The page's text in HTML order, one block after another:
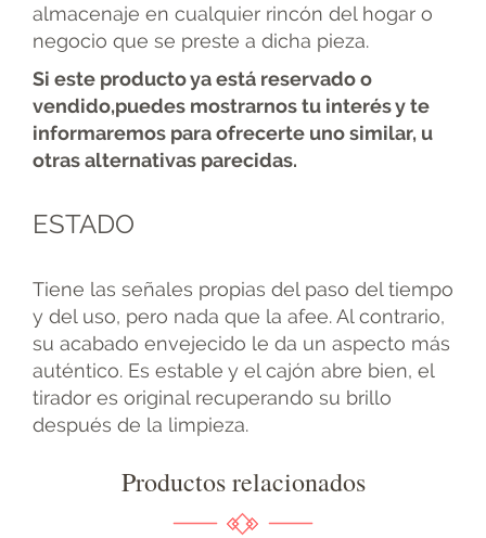
almacenaje en cualquier rincón del hogar o
negocio que se preste a dicha pieza.
Si este producto ya está reservado o
vendido,puedes mostrarnos tu interés y te
informaremos para ofrecerte uno similar, u
otras alternativas parecidas.
ESTADO
Tiene las señales propias del paso del tiempo
y del uso, pero nada que la afee. Al contrario,
su acabado envejecido le da un aspecto más
auténtico. Es estable y el cajón abre bien, el
tirador es original recuperando su brillo
después de la limpieza.
Productos relacionados